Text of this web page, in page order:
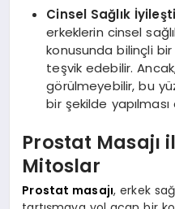
Cinsel Sağlık
erkeklerin cinsel
konusunda bilinçli
teşvik edebilir.
görülmeyebilir, bu
bir şekilde
Prostat Masajı
Mitoslar
Prostat masajı, erkek